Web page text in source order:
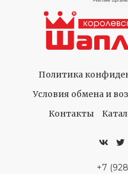
Политика
Условия обмена и
Контакты
+7